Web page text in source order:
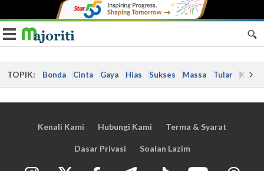
Toggle navigation
TOPIK: Bonda Cinta Gaya Hias Sukses Massa Tular Kes
Kenali Kami Hubungi Kami Terma & Syarat
Dasar Privasi Soalan Lazim